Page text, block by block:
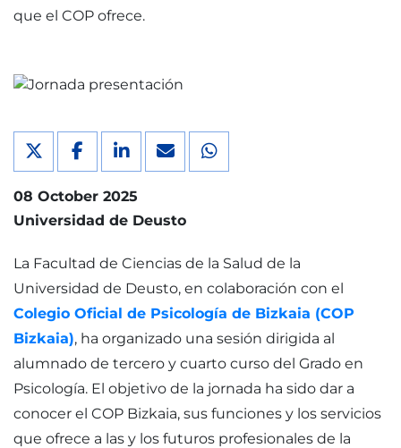
que el COP ofrece.
08 October 2025
Universidad de Deusto
La Facultad de Ciencias de la Salud de la
Universidad de Deusto, en colaboración con el
Colegio Oficial de Psicología de Bizkaia (COP
Bizkaia), ha organizado una sesión dirigida al
alumnado de tercero y cuarto curso del Grado en
Psicología. El objetivo de la jornada ha sido dar a
conocer el COP Bizkaia, sus funciones y los servicios
que ofrece a las y los futuros profesionales de la